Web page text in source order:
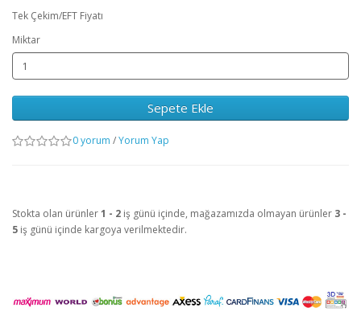
Tek Çekim/EFT Fiyatı
Miktar
Sepete Ekle
0 yorum /Yorum Yap
Stokta olan ürünler1 - 2 iş günü içinde, mağazamızda olmayan ürünler 3 -
5 iş günü içinde kargoya verilmektedir.